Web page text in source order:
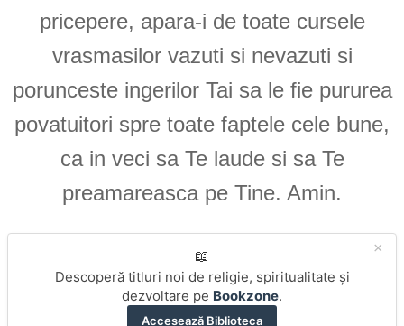
pricepere, apara-i de toate cursele
vrasmasilor vazuti si nevazuti si
porunceste ingerilor Tai sa le fie pururea
povatuitori spre toate faptele cele bune,
ca in veci sa Te laude si sa Te
preamareasca pe Tine. Amin.
📖
Descoperă titluri noi de religie, spiritualitate și
dezvoltare pe Bookzone.
Accesează Biblioteca
×